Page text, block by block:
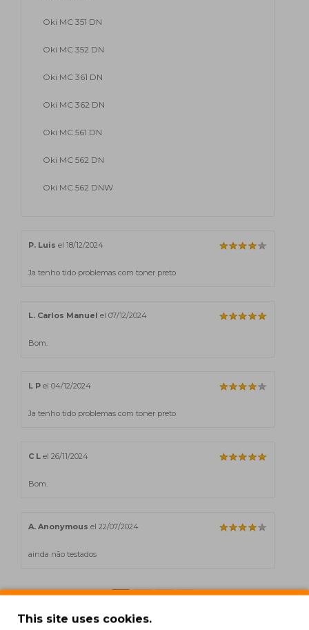
Oki MC 351 DN
Oki MC 352 DN
Oki MC 361 DN
Oki MC 362 DN
Oki MC 561 DN
Oki MC 562 DN
Oki MC 562 DNW
P. Luis el 18/12/2024
Ja tenho tido problemas com toner preto
L. Carlos Manuel el 07/12/2024
Bom.
L P el 04/12/2024
Ja tenho tido problemas com toner preto
C L el 26/11/2024
Bom.
A. Anonymous el 22/07/2024
ainda não testados
Mostrando de 1 a 5 de 42 (9 Páginas)
This site uses cookies.